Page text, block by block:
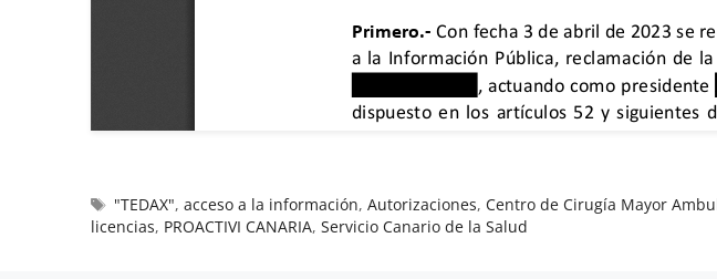
"TEDAX",acceso a la información,Autorizaciones,Centro de Cirugía Mayor
licencias, PROACTIVI CANARIA, Servicio Canario de la Salud